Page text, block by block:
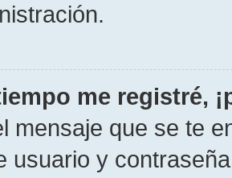
me registré,
mensaje que se te
usuario y